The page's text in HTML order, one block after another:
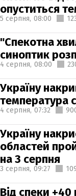
опуститься
5 серпня, 08:00
"Спекотна
синоптик
4 серпня, 08:00
Україну
температура
4 серпня, 07:32
Україну
областей
на 3 серпня
3 серпня, 09:27
Від спеки +40